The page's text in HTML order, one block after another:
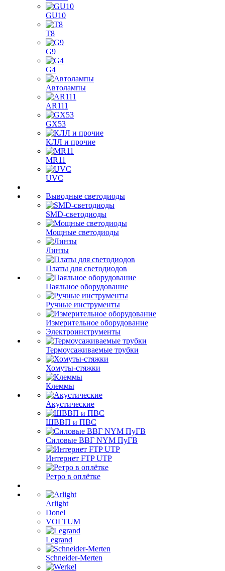
GU10
T8
G9
G4
Автолампы
AR111
GX53
КЛЛ и прочие
MR11
UVC
Выводные светодиоды
SMD-светодиоды
Мощные светодиоды
Линзы
Платы для светодиодов
Паяльное оборудование
Ручные инструменты
Измерительное оборудование
Электроинструменты
Термоусаживаемые трубки
Хомуты-стяжки
Клеммы
Акустические
ШВВП и ПВС
Силовые ВВГ NYM ПуГВ
Интернет FTP UTP
Ретро в оплётке
Arlight
Donel
VOLTUM
Legrand
Schneider-Merten